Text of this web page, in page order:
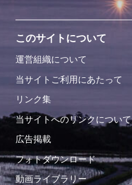
このサイトについて
運営組織について
当サイトご利用にあたって
リンク集
当サイトへのリンクについて
広告掲載
フォトダウンロード
動画ライブラリー